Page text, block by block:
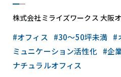
株式会社ミライズワークス 大阪
#オフィス #30〜50坪未満 #
ミュニケーション活性化 #企
ナチュラルオフィス